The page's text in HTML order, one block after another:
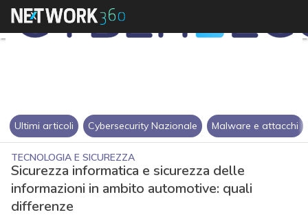
Ultimi articoli Cybersecurity Nazionale Malware e attacchi
TECNOLOGIA E SICUREZZA
Sicurezza informatica e sicurezza delle
informazioni in ambito automotive: quali
differenze